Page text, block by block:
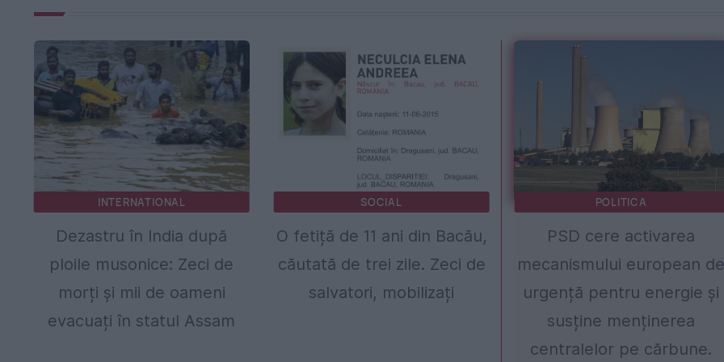
INTERNATIONAL
Dezastru în India după
ploile musonice: Zeci de
morți și mii de oameni
evacuați în statul Assam
SOCIAL
O fetiță de 11 ani din Bacău,
căutată de trei zile. Zeci de
salvatori, mobilizați
POLITICA
PSD cere activarea
mecanismului european
urgență pentru energie și
susține menținerea
centralelor pe cărbune.